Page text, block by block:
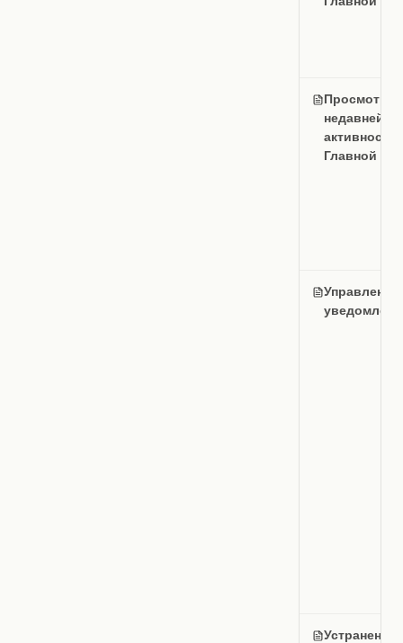
Просмотр
недавней
активности
Главной
Управление
Устранение